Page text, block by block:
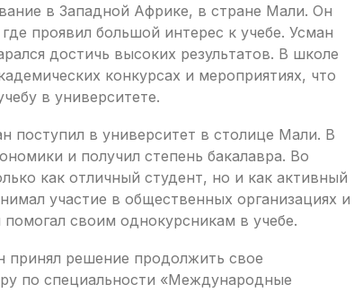
в Западной Африке, в стране Мали. Он
проявил большой интерес к учебе. Усман
достичь высоких результатов. В школе
конкурсах и мероприятиях, что
в университете.
поступил в университет в столице Мали. В
и получил степень бакалавра. Во
как отличный студент, но и как активный
участие в общественных организациях и
своим однокурсникам в учебе.
принял решение продолжить свое
по специальности «Международные